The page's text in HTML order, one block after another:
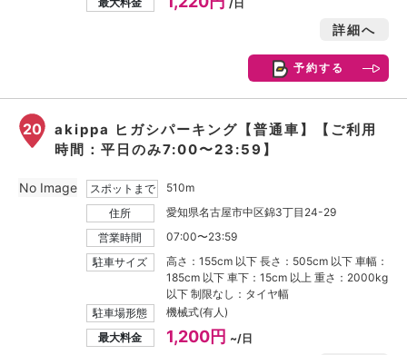
/日
詳細へ
予約する
20
akippa ヒガシパーキング【普通車】【ご利用
時間：平日のみ7:00〜23:59】
スポットまで
510m
住所
愛知県名古屋市中区錦3丁目24-29
営業時間
07:00〜23:59
駐車サイズ
高さ：155cm 以下 長さ：505cm 以下 車幅：
185cm 以下 車下：15cm 以上 重さ：2000kg
以下 制限なし：タイヤ幅
駐車場形態
機械式(有人)
最大料金
1,200円 ~/日
No Image